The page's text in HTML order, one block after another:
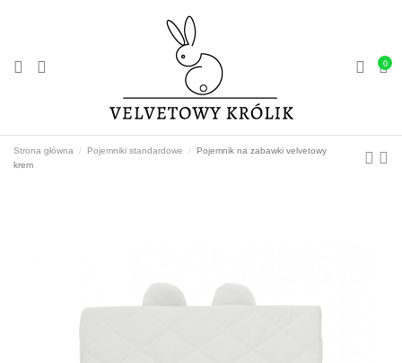
0
Strona główna Pojemniki standardowe
Pojemnik na zabawki velvetowy
krem